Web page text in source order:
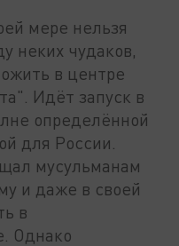
мере нельзя
неких чудаков,
в центре
Идёт запуск в
определённой
для России.
мусульманам
и даже в своей
в
Однако